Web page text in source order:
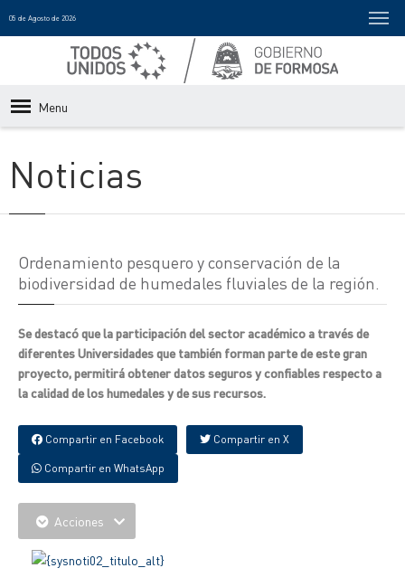
05 de Agosto de 2026
Menu
Noticias
Ordenamiento pesquero y conservación de la
biodiversidad de humedales fluviales de la región.
Se destacó que la participación del sector académico a través de
diferentes Universidades que también forman parte de este gran
proyecto, permitirá obtener datos seguros y confiables respecto a
la calidad de los humedales y de sus recursos.
Compartir en Facebook Compartir en X
Compartir en WhatsApp
Acciones